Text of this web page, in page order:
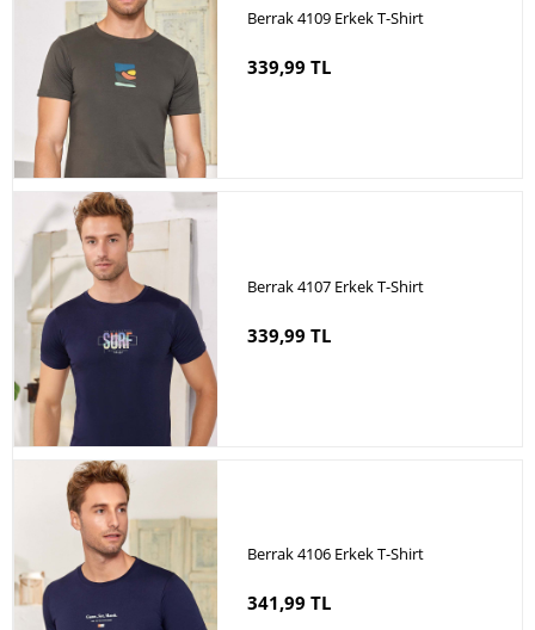
Berrak 4109 Erkek T-Shirt
339,99 TL
Berrak 4107 Erkek T-Shirt
339,99 TL
Berrak 4106 Erkek T-Shirt
341,99 TL